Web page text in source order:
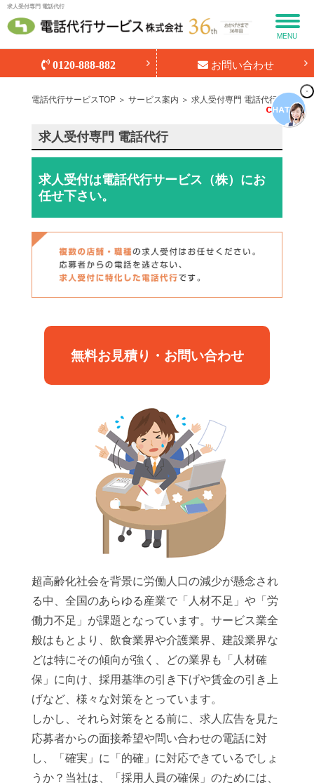
0120-888-882 お問い合わせ
求人受付専門 電話代行
MENU
電話代行サービスTOP ＞ サービス案内 ＞ 求人受付専門 電話代行
求人受付専門 電話代行
求人受付は電話代行サービス（株）にお
任せ下さい。
無料お見積り・お問い合わせ
超高齢化社会を背景に労働人口の減少が懸念され
る中、全国のあらゆる産業で「人材不足」や「労
働力不足」が課題となっています。サービス業全
般はもとより、飲食業界や介護業界、建設業界な
どは特にその傾向が強く、どの業界も「人材確
保」に向け、採用基準の引き下げや賃金の引き上
げなど、様々な対策をとっています。
しかし、それら対策をとる前に、求人広告を見た
応募者からの面接希望や問い合わせの電話に対
し、「確実」に「的確」に対応できているでしょ
うか？当社は、「採用人員の確保」のためには、